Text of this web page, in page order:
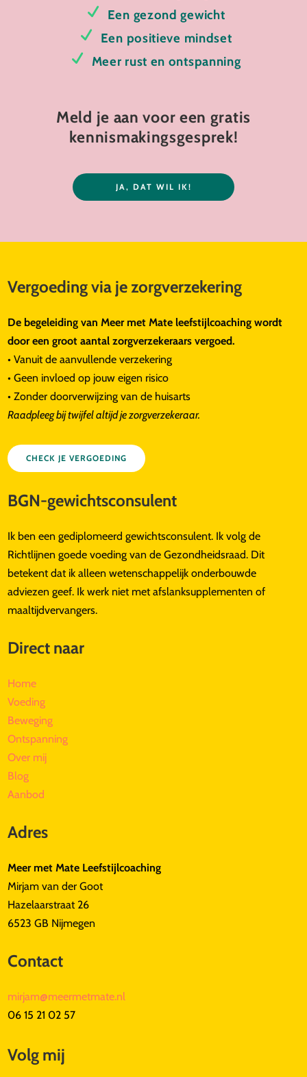
Een gezond gewicht
Een positieve mindset
Meer rust en ontspanning
Meld je aan voor een gratis
kennismakingsgesprek!
JA, DAT WIL IK!
Adres
Meer met Mate Leefstijlcoaching
Mirjam van der Goot
Hazelaarstraat 26
6523 GB Nijmegen
Contact
mirjam@meermetmate.nl
06 15 21 02 57
Volg mij
Direct naar
Home
Voeding
Beweging
Ontspanning
Over mij
Blog
Aanbod
Vergoeding via je zorgverzekering
De begeleiding van Meer met Mate leefstijlcoaching wordt
door een groot aantal zorgverzekeraars vergoed.
• Vanuit de aanvullende verzekering
• Geen invloed op jouw eigen risico
• Zonder doorverwijzing van de huisarts
Raadpleeg bij twijfel altijd je zorgverzekeraar.
CHECK JE VERGOEDING
BGN-gewichtsconsulent
Ik ben een gediplomeerd gewichtsconsulent. Ik volg de
Richtlijnen goede voeding van de Gezondheidsraad. Dit
betekent dat ik alleen wetenschappelijk onderbouwde
adviezen geef. Ik werk niet met afslanksupplementen of
maaltijdvervangers.